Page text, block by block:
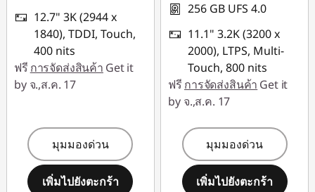
12.7" 3K (2944 x
1840), TDDI, Touch,
400 nits
ฟรี การจัดส่งสินค้า Get it
by จ.,ส.ค. 17
มุมมองด่วน
เพิ่มไปยังตะกร้า
256 GB UFS 4.0
11.1" 3.2K (3200 x
2000), LTPS, Multi-
Touch, 800 nits
ฟรี การจัดส่งสินค้า Get it
by จ.,ส.ค. 17
มุมมองด่วน
เพิ่มไปยังตะกร้า